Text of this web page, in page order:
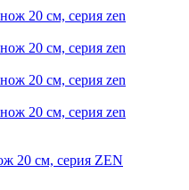
20 см, серия ZEN